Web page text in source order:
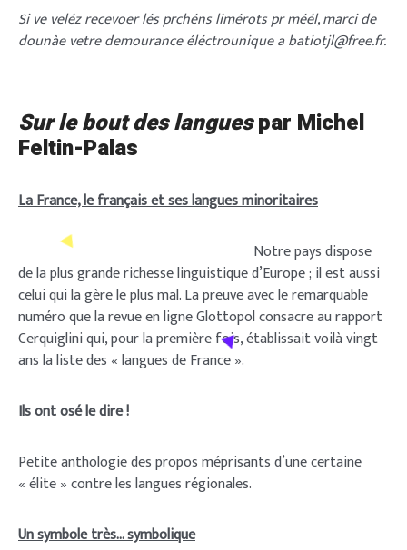
Si ve veléz recevoer lés prchéns limérots pr méél, marci de
dounàe vetre demourance éléctrounique a batiotjl@free.fr.
Sur le bout des languespar Michel
Feltin-Palas
La France, le français et ses langues minoritaires
Notre pays dispose
de la plus grande richesse linguistique d’Europe ; il est aussi
celui qui la gère le plus mal. La preuve avec le remarquable
numéro que la revue en ligne Glottopol consacre au rapport
Cerquiglini qui, pour la première fois, établissait voilà vingt
ans la liste des « langues de France ».
Ils ont osé le dire !
Petite anthologie des propos méprisants d’une certaine
« élite » contre les langues régionales.
Un symbole très… symbolique